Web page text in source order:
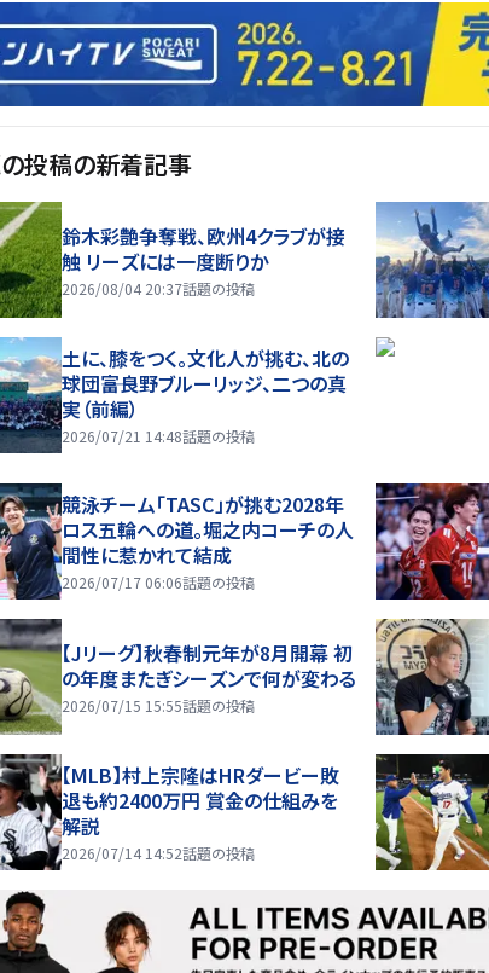
投稿の新着記事
鈴木彩艶争奪戦、欧州4クラブが接
触 リーズには一度断りか
2026/08/04 20:37話題の投稿
土に、膝をつく。文化人が挑む、北の
球団――富良野ブルーリッジ、二つの真
実（前編）
2026/07/21 14:48話題の投稿
競泳チーム「TASC」が挑む2028年
ロス五輪への道。堀之内コーチの人
間性に惹かれて結成
2026/07/17 06:06話題の投稿
【Jリーグ】秋春制元年が8月開幕 初
の年度またぎシーズンで何が変わる
2026/07/15 15:55話題の投稿
【MLB】村上宗隆はHRダービー敗
退も約2400万円 賞金の仕組みを
解説
2026/07/14 14:52話題の投稿